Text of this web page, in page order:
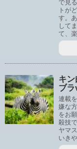
で見
トが
す。
して
て、
キ
ブ
連載
嫌な
をお
殺技
ヤマ
いき